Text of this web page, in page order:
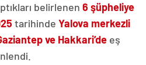
belirlenen 6 şüpheliye
tarihinde Yalova merkezli
ve Hakkari’de eş